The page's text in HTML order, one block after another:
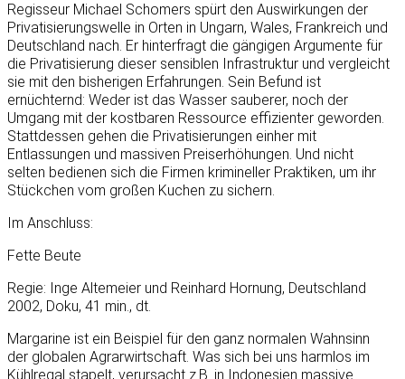
Regisseur Michael Schomers spürt den Auswirkungen der
Privatisierungswelle in Orten in Ungarn, Wales, Frankreich und
Deutschland nach. Er hinterfragt die gängigen Argumente für
die Privatisierung dieser sensiblen Infrastruktur und vergleicht
sie mit den bisherigen Erfahrungen. Sein Befund ist
ernüchternd: Weder ist das Wasser sauberer, noch der
Umgang mit der kostbaren Ressource effizienter geworden.
Stattdessen gehen die Privatisierungen einher mit
Entlassungen und massiven Preiserhöhungen. Und nicht
selten bedienen sich die Firmen krimineller Praktiken, um ihr
Stückchen vom großen Kuchen zu sichern.
Im Anschluss:
Fette Beute
Regie: Inge Altemeier und Reinhard Hornung, Deutschland
2002, Doku, 41 min., dt.
Margarine ist ein Beispiel für den ganz normalen Wahnsinn
der globalen Agrarwirtschaft. Was sich bei uns harmlos im
Kühlregal stapelt, verursacht z.B. in Indonesien massive